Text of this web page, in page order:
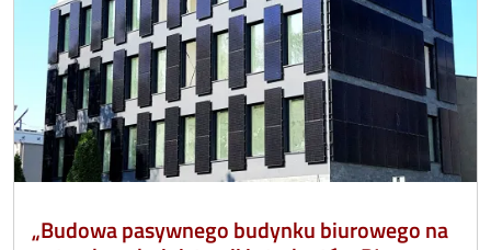
„Budowa pasywnego budynku biurowego na